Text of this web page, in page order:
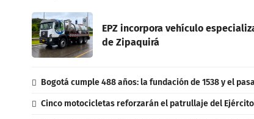
EPZ incorpora vehículo
de Zipaquirá
Bogotá cumple 488 años: la fundación de 1538 y el
Cinco motocicletas reforzarán el patrullaje del